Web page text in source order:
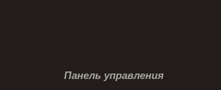
Панель управления